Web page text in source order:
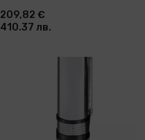
3800 л/ч (4173193)
209,82 €
410.37 лв.